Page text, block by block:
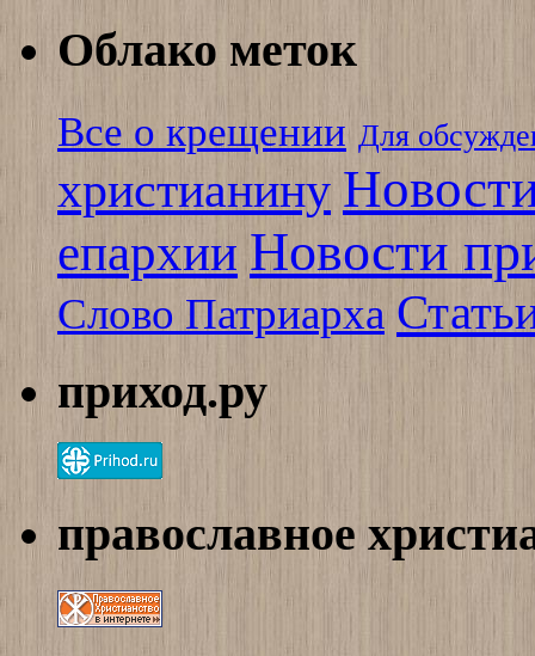
Облако меток
Все о крещении Для
христианину
епархии Новости
Слово Патриарха
приход.ру
православное